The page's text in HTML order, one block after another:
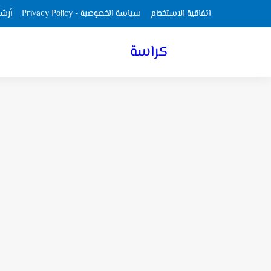
اتفاقية الاستخدام سياسة الخصوصية - Privacy Policy
كراسة